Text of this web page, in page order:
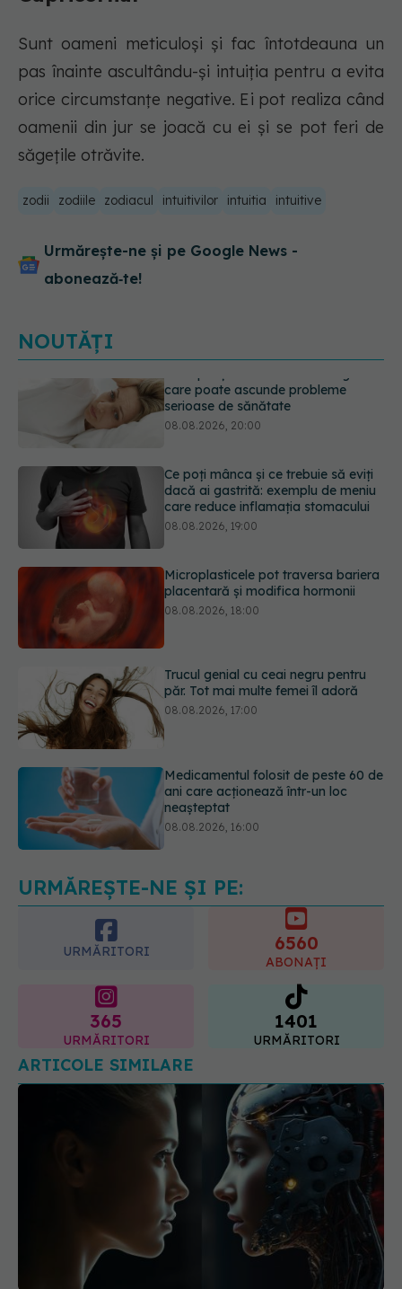
Sunt oameni meticuloși și fac întotdeauna un
pas înainte ascultându-și intuiția pentru a evita
orice circumstanțe negative. Ei pot realiza când
oamenii din jur se joacă cu ei și se pot feri de
săgețile otrăvite.
zodii zodiile zodiacul intuitivilor intuitia intuitive
Urmărește-ne și pe Google News -
abonează‑te!
NOUTĂȚI
Ce poți mânca și ce trebuie să eviți
dacă ai gastrită: exemplu de meniu
Microplasticele pot traversa bariera
placentară și modifica hormonii
Trucul genial cu ceai negru pentru
păr. Tot mai multe femei îl adoră
Medicamentul folosit de peste 60 de
Transpirații nocturne: semnul ignorat
care poate ascunde probleme
URMĂREȘTE-NE ȘI PE:
URMĂRITORI 6560
ABONAȚI
365
URMĂRITORI
1401
URMĂRITORI
ARTICOLE SIMILARE